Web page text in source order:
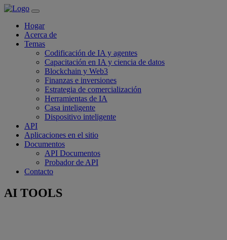
Hogar
Acerca de
Temas
Codificación de IA y agentes
Capacitación en IA y ciencia de datos
Blockchain y Web3
Finanzas e inversiones
Estrategia de comercialización
Herramientas de IA
Casa inteligente
Dispositivo inteligente
API
Aplicaciones en el sitio
Documentos
API Documentos
Probador de API
Contacto
AI TOOLS